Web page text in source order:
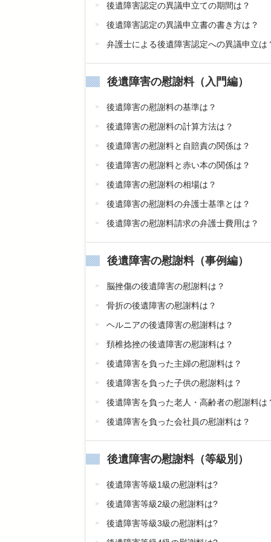
後遺障害認定の異議申立ての期間は？
後遺障害認定の異議申立書の書き方は？
弁護士による後遺障害認定への異議申立は
後遺障害の慰謝料（入門編）
後遺障害の慰謝料の基準は？
後遺障害の慰謝料の計算方法は？
後遺障害の慰謝料と自賠責の関係は？
後遺障害の慰謝料と赤い本の関係は？
後遺障害の慰謝料の相場は？
後遺障害の慰謝料の弁護士基準とは？
後遺障害の慰謝料請求の弁護士費用は？
後遺障害の慰謝料（事例編）
脳挫傷の後遺障害の慰謝料は？
骨折の後遺障害の慰謝料は？
ヘルニアの後遺障害の慰謝料は？
頚椎捻挫の後遺障害の慰謝料は？
後遺障害を負った主婦の慰謝料は？
後遺障害を負った子供の慰謝料は？
後遺障害を負った老人・高齢者の慰謝料は
後遺障害を負った会社員の慰謝料は？
後遺障害の慰謝料（等級別）
後遺障害等級1級の慰謝料は?
後遺障害等級2級の慰謝料は?
後遺障害等級3級の慰謝料は?